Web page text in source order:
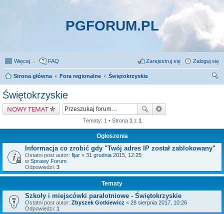
PGFORUM.PL
Więcej… FAQ Zaloguj się
Zarejestruj się
Strona główna Fora regionalne
Świętokrzyskie
Świętokrzyskie
NOWY TEMAT
Tematy: 1 • Strona 1 z 1
Ogłoszenia
Informacja co zrobić gdy "Twój adres IP został zablokowany"
Ostatni post autor: fijar « 31 grudnia 2015, 12:25
w Sprawy Forum
Odpowiedzi: 3
Tematy
Szkoły i miejscówki paralotniowe - Świętokrzyskie
Ostatni post autor: Zbyszek Gotkiewicz « 28 sierpnia 2017, 10:26
Odpowiedzi: 1